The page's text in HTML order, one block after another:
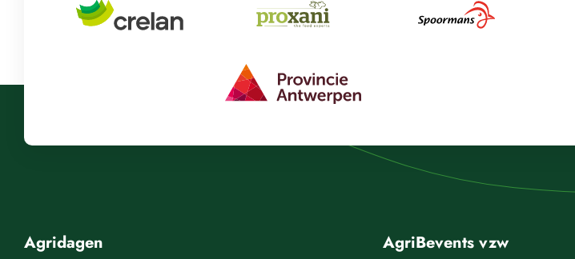
Agridagen AgriBevents vzw